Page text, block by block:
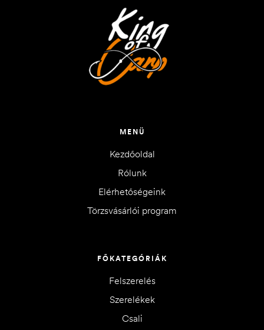
MENÜ
Kezdőoldal
Rólunk
Elérhetőségeink
Törzsvásárlói program
FŐKATEGÓRIÁK
Felszerelés
Szerelékek
Csali